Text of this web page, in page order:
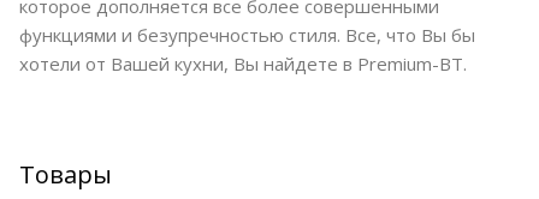
которое дополняется все более совершенными
функциями и безупречностью стиля. Все, что Вы бы
хотели от Вашей кухни, Вы найдете в Premium-BT.
Товары